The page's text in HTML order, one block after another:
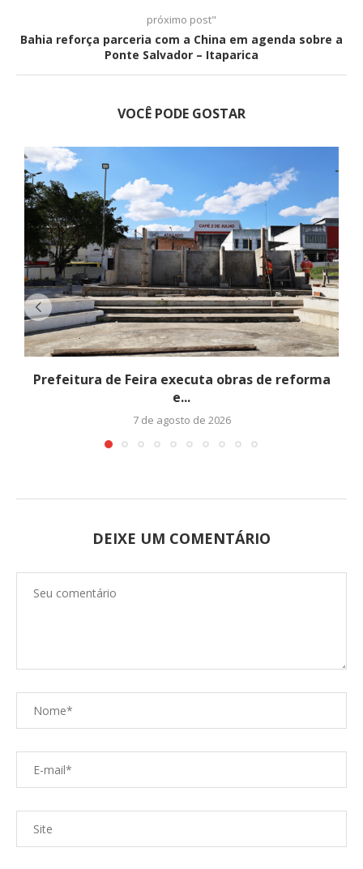
próximo post"
Bahia reforça parceria com a China em agenda sobre a
Ponte Salvador – Itaparica
VOCÊ PODE GOSTAR
Prefeitura de Feira executa obras de reforma
e...
7 de agosto de 2026
DEIXE UM COMENTÁRIO